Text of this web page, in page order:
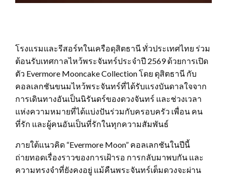
โรงแรมและรีสอร์ทในเครือดุสิตธานี ทั่วประเทศไทย ร่วม
ต้อนรับเทศกาลไหว้พระจันทร์ประจำปี 2569 ด้วยการเปิด
ตัว Evermore Mooncake Collection โดย ดุสิตธานี กับ
คอลเลกชันขนมไหว้พระจันทร์ที่ได้รับแรงบันดาลใจจาก
การเดินทางอันเป็นนิรันดร์ของดวงจันทร์ และช่วงเวลา
แห่งความหมายที่ได้แบ่งปันร่วมกับครอบครัว เพื่อน คน
ที่รัก และผู้คนอันเป็นที่รักในทุกความสัมพันธ์
ภายใต้แนวคิด “Evermore Moon” คอลเลกชันในปีนี้
ถ่ายทอดเรื่องราวของการเฝ้ารอ การกลับมาพบกัน และ
ความทรงจำที่ยังคงอยู่ แม้คืนพระจันทร์เต็มดวงจะผ่าน